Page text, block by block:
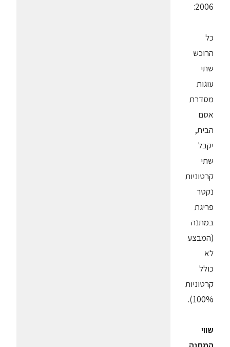
2006:
כל
הרוכש
שתי
עוגות
מסדרת
אסם
הבית,
יקבל
שתי
קרטוניות
נקטר
פריגת
במתנה
(המבצע
לא
כולל
קרטוניות
100%).
שווי